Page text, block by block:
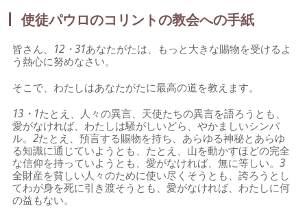
使徒パウロのコリントの教会への手紙
皆さん、 12・31あなたがたは、もっと大きな賜物を受けるよ
う熱心に努めなさい。
そこで、わたしはあなたがたに最高の道を教えます。
13・1たとえ、人々の異言、天使たちの異言を語ろうとも、
愛がなければ、わたしは騒がしいどら、やかましいシンバ
ル。2たとえ、預言する賜物を持ち、あらゆる神秘とあらゆ
る知識に通じていようとも、たとえ、山を動かすほどの完全
な信仰を持っていようとも、愛がなければ、無に等しい。3
全財産を貧しい人々のために使い尽くそうとも、誇ろうとし
てわが身を死に引き渡そうとも、愛がなければ、わたしに何
の益もない。